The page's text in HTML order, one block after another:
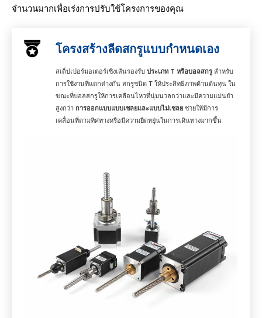
จำนวนมากเพื่อเร่งการปรับใช้โครงการของคุณ
โครงสร้างลีดสกรูแบบกำหนดเอง
สเต็ปเปอร์มอเตอร์เชิงเส้นรองรับประเภท T หรือบอลสกรูสำหรับ
การใช้งานที่แตกต่างกัน สกรูชนิด T ให้ประสิทธิภาพด้านต้นทุน ใน
ขณะที่บอลสกรูให้การเคลื่อนไหวที่นุ่มนวลกว่าและมีความแม่นยำ
สูงกว่าการออกแบบแบบเชลยและแบบไม่เชลยช่วยให้มีการ
เคลื่อนที่ตามทิศทางหรือมีความยืดหยุ่นในการเดินทางมากขึ้น